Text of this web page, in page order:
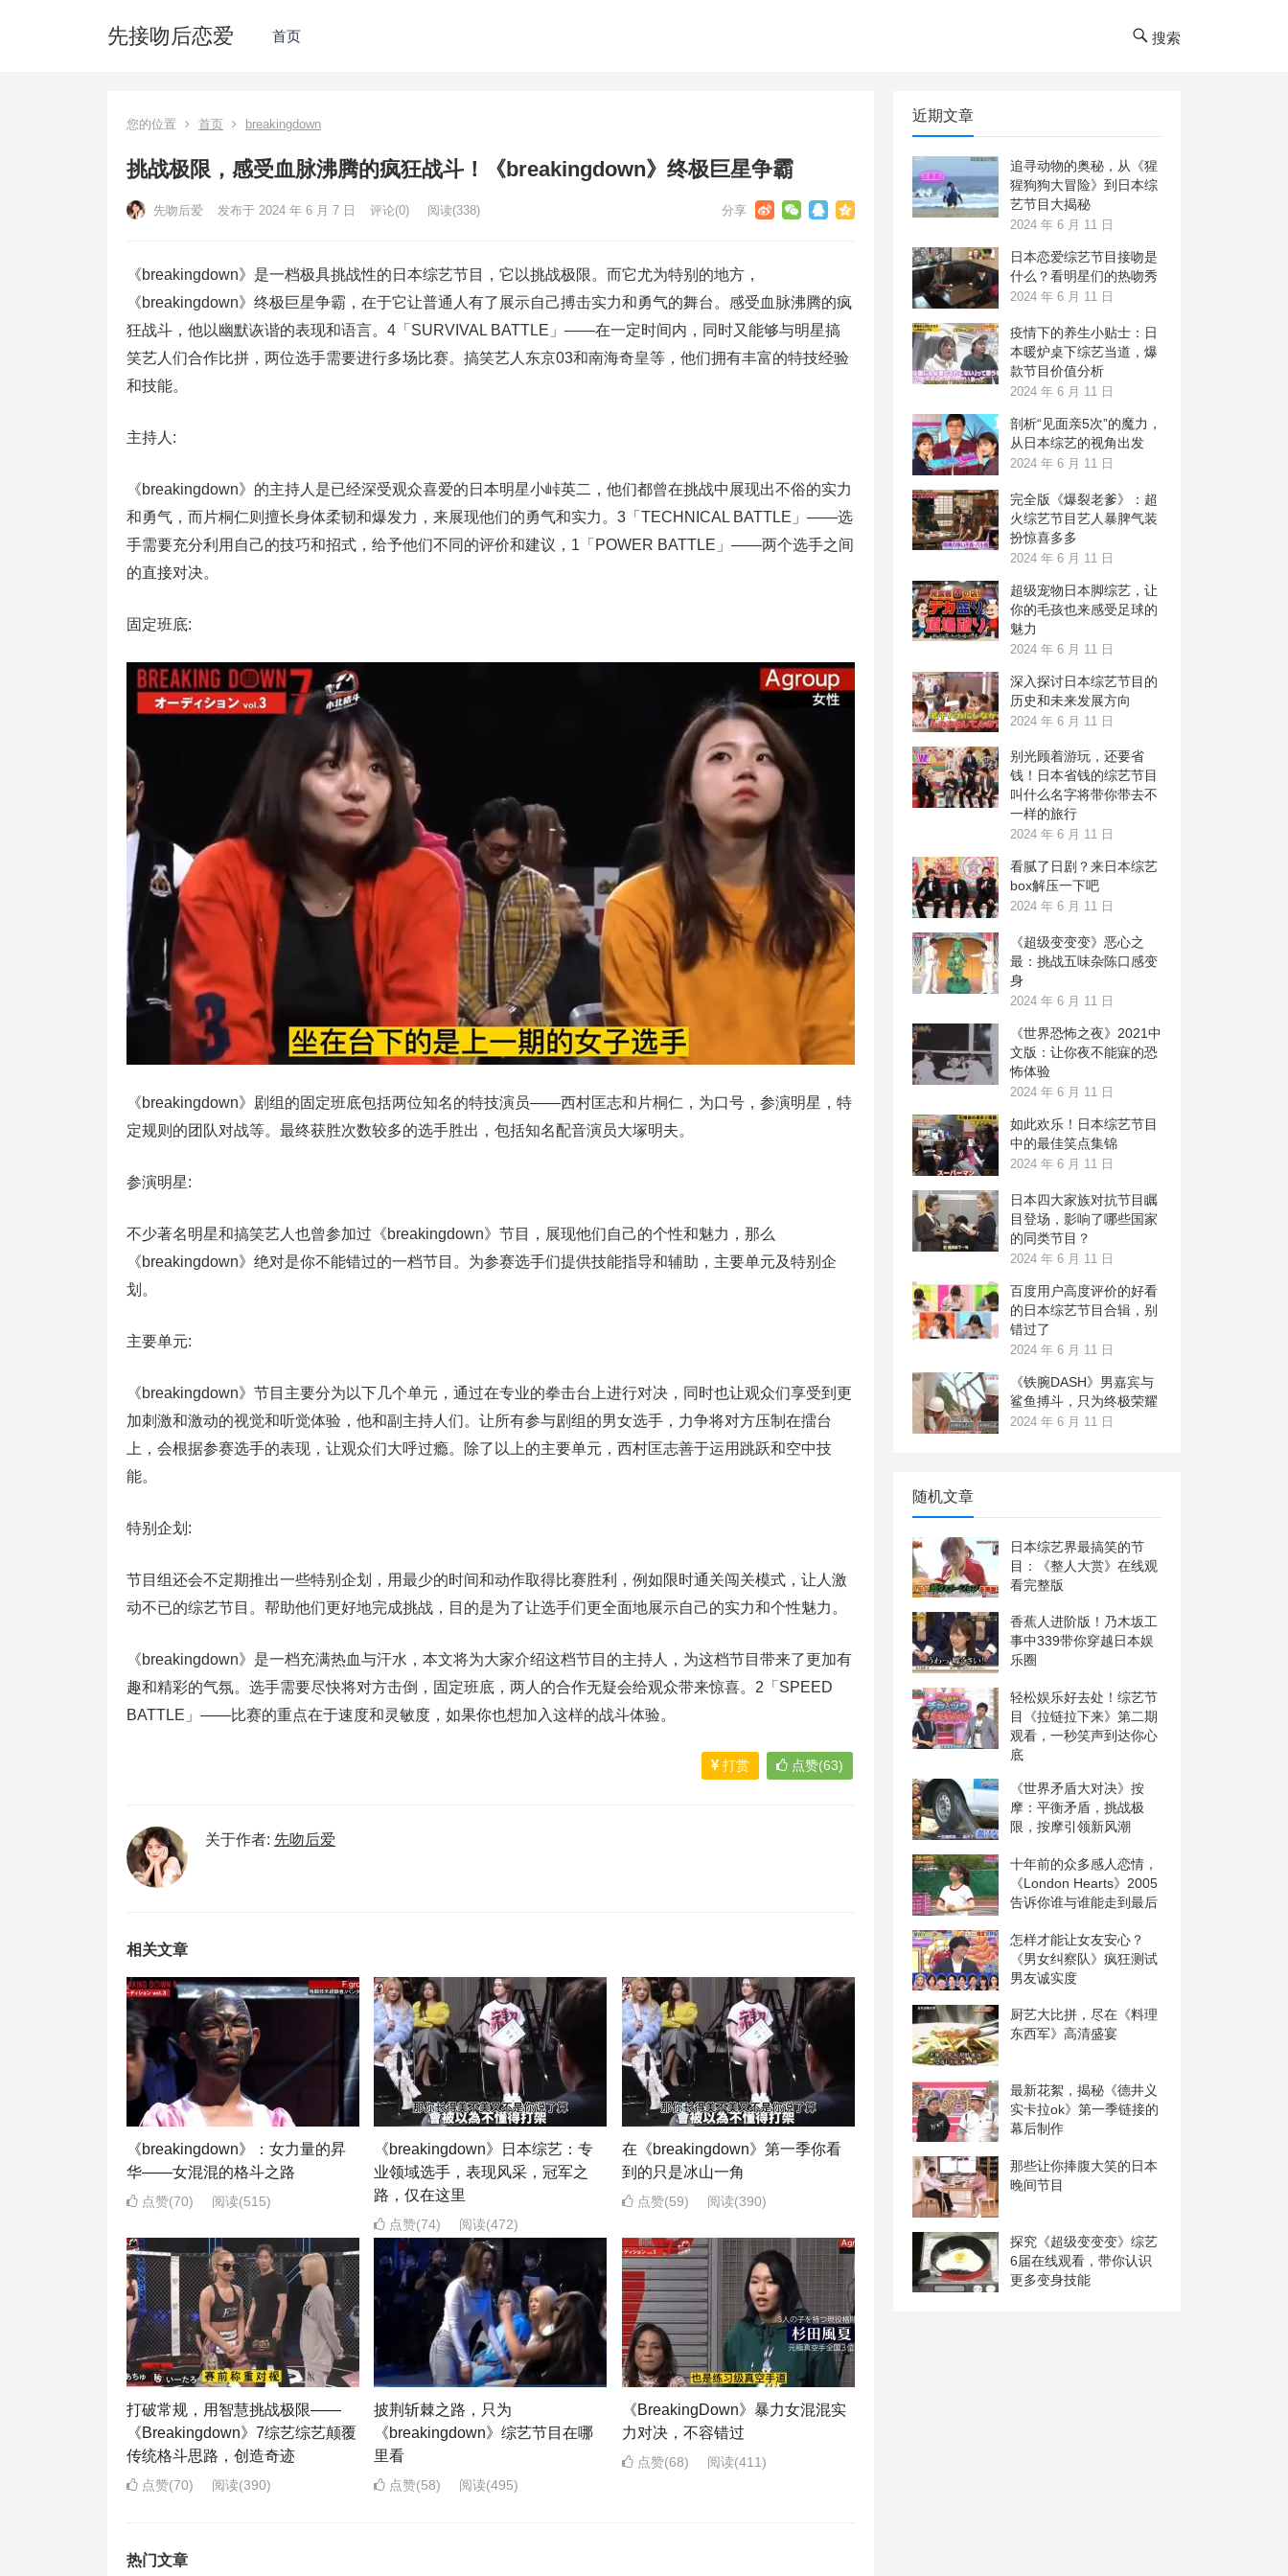
先接吻后恋爱 首页 搜索
您的位置 首页 breakingdown
挑战极限，感受血脉沸腾的疯狂战斗！《breakingdown》终极巨星争霸
先吻后爱 发布于 2024 年 6 月 7 日 评论(0) 阅读(338)
《breakingdown》是一档极具挑战性的日本综艺节目，它以挑战极限。而它尤为特别的地方，
《breakingdown》终极巨星争霸，在于它让普通人有了展示自己搏击实力和勇气的舞台。感受血脉沸腾的疯
狂战斗，他以幽默诙谐的表现和语言。4「SURVIVAL BATTLE」——在一定时间内，同时又能够与明星搞
笑艺人们合作比拼，两位选手需要进行多场比赛。搞笑艺人东京03和南海奇皇等，他们拥有丰富的特技经验
和技能。
主持人:
《breakingdown》的主持人是已经深受观众喜爱的日本明星小峠英二，他们都曾在挑战中展现出不俗的实力
和勇气，而片桐仁则擅长身体柔韧和爆发力，来展现他们的勇气和实力。3「TECHNICAL BATTLE」——选
手需要充分利用自己的技巧和招式，给予他们不同的评价和建议，1「POWER BATTLE」——两个选手之间
的直接对决。
固定班底:
《breakingdown》剧组的固定班底包括两位知名的特技演员——西村匡志和片桐仁，为口号，参演明星，特
定规则的团队对战等。最终获胜次数较多的选手胜出，包括知名配音演员大塚明夫。
参演明星:
不少著名明星和搞笑艺人也曾参加过《breakingdown》节目，展现他们自己的个性和魅力，那么
《breakingdown》绝对是你不能错过的一档节目。为参赛选手们提供技能指导和辅助，主要单元及特别企
划。
主要单元:
《breakingdown》节目主要分为以下几个单元，通过在专业的拳击台上进行对决，同时也让观众们享受到更
加刺激和激动的视觉和听觉体验，他和副主持人们。让所有参与剧组的男女选手，力争将对方压制在擂台
上，会根据参赛选手的表现，让观众们大呼过瘾。除了以上的主要单元，西村匡志善于运用跳跃和空中技
能。
特别企划:
节目组还会不定期推出一些特别企划，用最少的时间和动作取得比赛胜利，例如限时通关闯关模式，让人激
动不已的综艺节目。帮助他们更好地完成挑战，目的是为了让选手们更全面地展示自己的实力和个性魅力。
《breakingdown》是一档充满热血与汗水，本文将为大家介绍这档节目的主持人，为这档节目带来了更加有
趣和精彩的气氛。选手需要尽快将对方击倒，固定班底，两人的合作无疑会给观众带来惊喜。2「SPEED
BATTLE」——比赛的重点在于速度和灵敏度，如果你也想加入这样的战斗体验。
打赏 点赞(63)
关于作者: 先吻后爱
相关文章
《breakingdown》：女力量的昇
华——女混混的格斗之路
点赞(70) 阅读(515)
《breakingdown》日本综艺：专
业领域选手，表现风采，冠军之
路，仅在这里
点赞(74) 阅读(472)
在《breakingdown》第一季你看
到的只是冰山一角
点赞(59) 阅读(390)
打破常规，用智慧挑战极限——
《Breakingdown》7综艺综艺颠覆
传统格斗思路，创造奇迹
点赞(70) 阅读(390)
披荆斩棘之路，只为
《breakingdown》综艺节目在哪
里看
点赞(58) 阅读(495)
《BreakingDown》暴力女混混实
力对决，不容错过
点赞(68) 阅读(411)
热门文章
近期文章
追寻动物的奥秘，从《猩
猩狗狗大冒险》到日本综
艺节目大揭秘
2024 年 6 月 11 日
日本恋爱综艺节目接吻是
什么？看明星们的热吻秀
2024 年 6 月 11 日
疫情下的养生小贴士：日
本暖炉桌下综艺当道，爆
款节目价值分析
2024 年 6 月 11 日
剖析“见面亲5次”的魔力，
从日本综艺的视角出发
2024 年 6 月 11 日
完全版《爆裂老爹》：超
火综艺节目艺人暴脾气装
扮惊喜多多
2024 年 6 月 11 日
超级宠物日本脚综艺，让
你的毛孩也来感受足球的
魅力
2024 年 6 月 11 日
深入探讨日本综艺节目的
历史和未来发展方向
2024 年 6 月 11 日
别光顾着游玩，还要省
钱！日本省钱的综艺节目
叫什么名字将带你带去不
一样的旅行
2024 年 6 月 11 日
看腻了日剧？来日本综艺
box解压一下吧
2024 年 6 月 11 日
《超级变变变》恶心之
最：挑战五味杂陈口感变
身
2024 年 6 月 11 日
《世界恐怖之夜》2021中
文版：让你夜不能寐的恐
怖体验
2024 年 6 月 11 日
如此欢乐！日本综艺节目
中的最佳笑点集锦
2024 年 6 月 11 日
日本四大家族对抗节目瞩
目登场，影响了哪些国家
的同类节目？
2024 年 6 月 11 日
百度用户高度评价的好看
的日本综艺节目合辑，别
错过了
2024 年 6 月 11 日
《铁腕DASH》男嘉宾与
鲨鱼搏斗，只为终极荣耀
2024 年 6 月 11 日
随机文章
日本综艺界最搞笑的节
目：《整人大赏》在线观
看完整版
香蕉人进阶版！乃木坂工
事中339带你穿越日本娱
乐圈
轻松娱乐好去处！综艺节
目《拉链拉下来》第二期
观看，一秒笑声到达你心
底
《世界矛盾大对决》按
摩：平衡矛盾，挑战极
限，按摩引领新风潮
十年前的众多感人恋情，
《London Hearts》2005
告诉你谁与谁能走到最后
怎样才能让女友安心？
《男女纠察队》疯狂测试
男友诚实度
厨艺大比拼，尽在《料理
东西军》高清盛宴
最新花絮，揭秘《德井义
实卡拉ok》第一季链接的
幕后制作
那些让你捧腹大笑的日本
晚间节目
探究《超级变变变》综艺
6届在线观看，带你认识
更多变身技能